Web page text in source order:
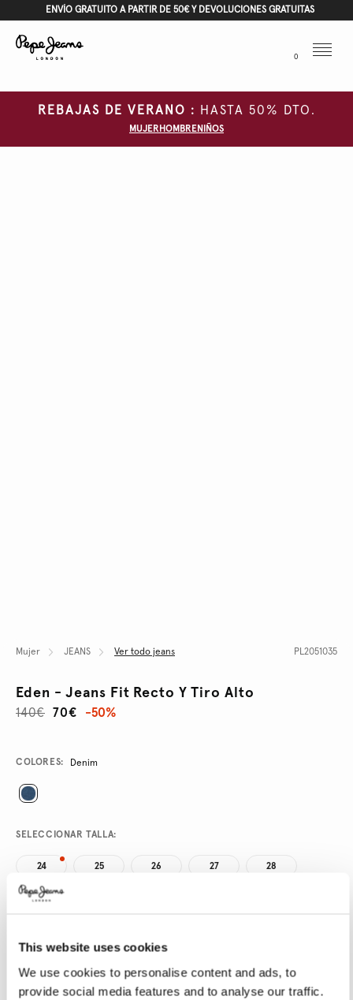
This website uses cookies
We use cookies to personalise content and ads, to
provide social media features and to analyse our traffic.
ENVÍO GRATUITO A PARTIR DE 50€ Y DEVOLUCIONES GRATUITAS
0
Menu
REBAJAS DE VERANO : HASTA 50% DTO.
MUJER HOMBRENIÑOS
Mujer JEANS Ver todo jeans PL2051035
Eden - Jeans Fit Recto Y Tiro Alto
70€
140€ -50%
Promotions
Variations
COLORES: Denim
SELECCIONAR TALLA:
24 25 26 27 28
29
30